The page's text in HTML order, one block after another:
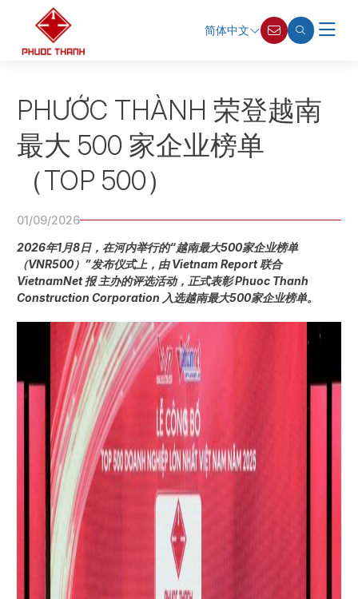
简体中文
PHƯỚC THÀNH 荣登越南
最大 500 家企业榜单
（TOP 500）
01/09/2026
2026年1月8日，在河内举行的“越南最大500家企业榜单
（VNR500）”发布仪式上，由 Vietnam Report 联合
VietnamNet 报 主办的评选活动，正式表彰 Phuoc Thanh
Construction Corporation 入选越南最大500家企业榜单。